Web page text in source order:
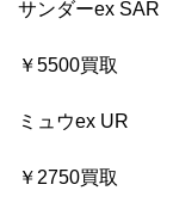
サンダーex SAR
￥5500買取
ミュウex UR
￥2750買取